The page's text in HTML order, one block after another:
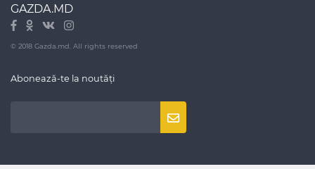
GAZDA.MD
© 2018 Gazda.md. All rights reserved
Abonează-te la noutăți